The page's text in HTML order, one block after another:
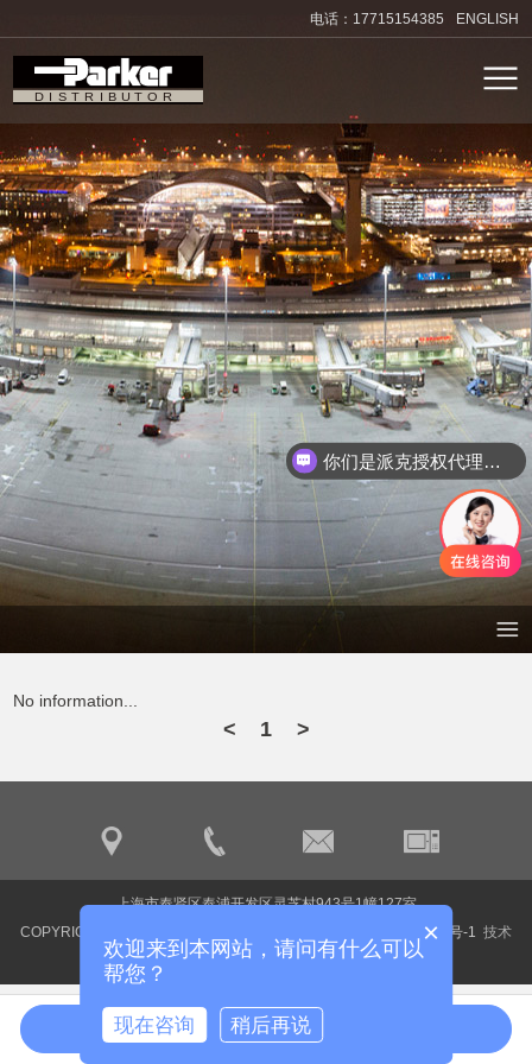
电话：17715154385 ENGLISH
No information...
< 1 >
上海市奉贤区奉浦开发区灵芝村943号1幢127室
COPYRIGHT ©2018 上海海费控制设备有限公司
沪ICP备20015502号-1
技术
支持：明企科技
×
欢迎来到本网站，请问有什么可以
帮您？
现在咨询 稍后再说
在线咨询